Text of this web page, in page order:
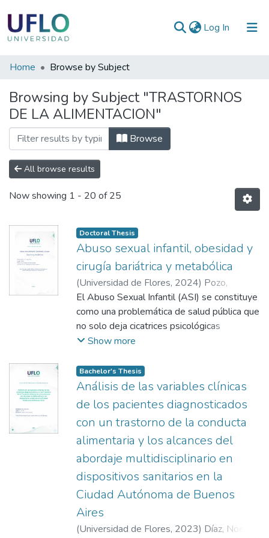
Log In (current)
Communities
Collections
All of RIUFLO
Home Browse by Subject
Browsing by Subject "TRASTORNOS
DE LA ALIMENTACION"
Browse
All browse results
Now showing 1 - 20 of 25
Doctoral Thesis
Abuso sexual infantil, obesidad y
cirugía bariátrica y metabólica
(Universidad de Flores, 2024) Pozo,
Lorena;Losada, Analía Verónica; De Souza
Godinho, Selediana;Daniel, Ester;Barros,
Adivaldo Vitor;Etcheverry Domeño, Lorena
El Abuso Sexual Infantil (ASI) se constituye
como una problemática de salud pública que
no solo deja cicatrices psicológicas
profundas, sino que también se asocia con
obesidad una de ellas. La superposición de
estos dos desafíos presenta una
complejidad adicional en el tratamiento de
los individuos afectados. La presente
investigación se centra en la atención de la
cirugía bariátrica como un recurso
complementario en la atención integral de
personas con antecedentes de ASI y
obesidad, considerando sus potenciales
beneficios para la salud física y emocional.
Así mismo, se plantea como objetivo
explorar la relación entre el Abuso Sexual
Show more
Bachelor's Thesis
Análisis de las variables clínicas
de los pacientes diagnosticados
con un trastorno de la conducta
alimentaria y los alcances del
abordaje multidisciplinario en
dispositivos sanitarios en la
Ciudad Autónoma de Buenos
Aires
(Universidad de Flores, 2023) Díaz, Noelia